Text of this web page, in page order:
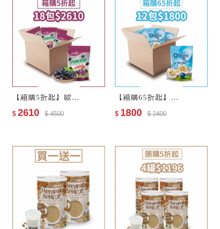
【箱購5折起】歐特有機黑棗乾18包–效期至2027-11-13
$ 2610 $ 4500
【箱購65折起】歐特有機十穀麥片12包–效期至2028-01-05
$ 1800 $ 2400